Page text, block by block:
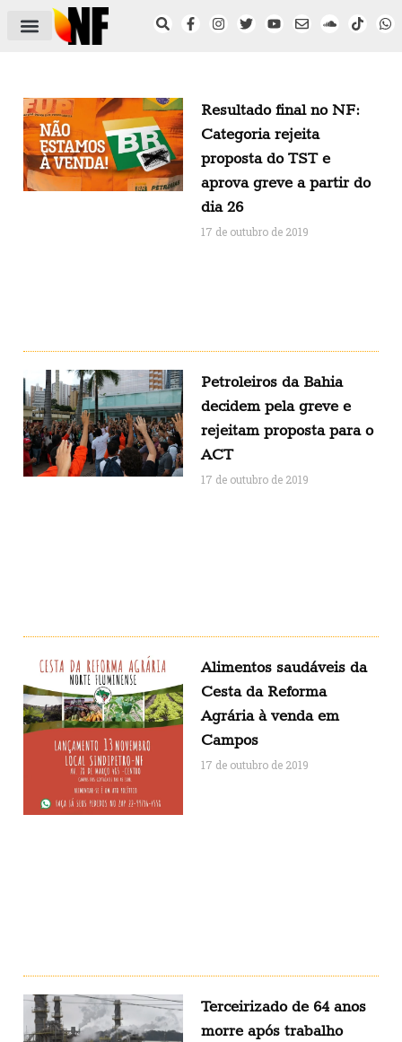
Resultado final no NF:
Categoria rejeita
proposta do TST e
aprova greve a partir do
dia 26
17 de outubro de 2019
Petroleiros da Bahia
decidem pela greve e
rejeitam proposta para o
ACT
17 de outubro de 2019
Alimentos saudáveis da
Cesta da Reforma
Agrária à venda em
Campos
17 de outubro de 2019
Terceirizado de 64 anos
morre após trabalho